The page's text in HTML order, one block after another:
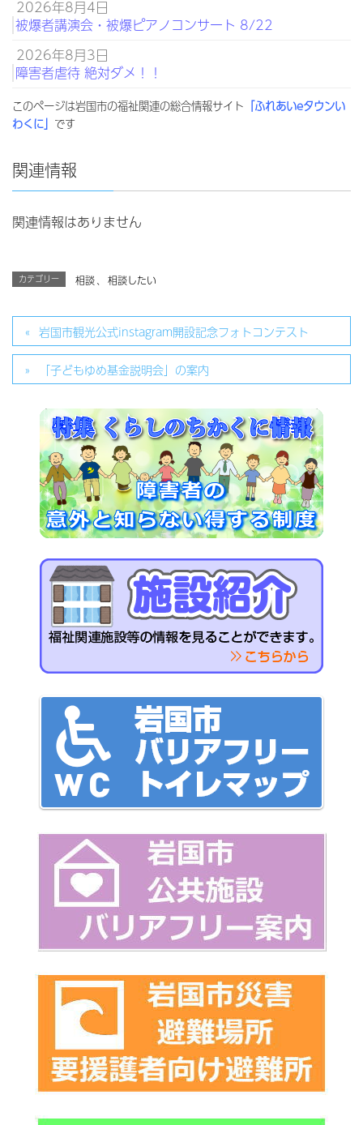
2026年8月4日
被爆者講演会・被爆ピアノコンサート 8/22
2026年8月3日
障害者虐待 絶対ダメ！！
このページは岩国市の福祉関連の総合情報サイト 「ふれあいeタウンい
わくに」 です
関連情報
関連情報はありません
カテゴリー 相談、 相談したい
岩国市観光公式instagram開設記念フォトコンテスト
「子どもゆめ基金説明会」の案内